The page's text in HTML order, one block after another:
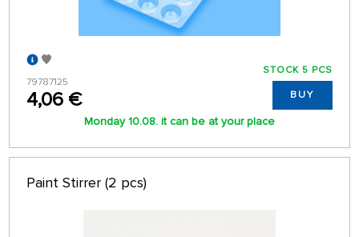
79787125
4,06 €
STOCK 5 PCS
BUY
Monday 10.08. it can be at your place
Paint Stirrer (2 pcs)